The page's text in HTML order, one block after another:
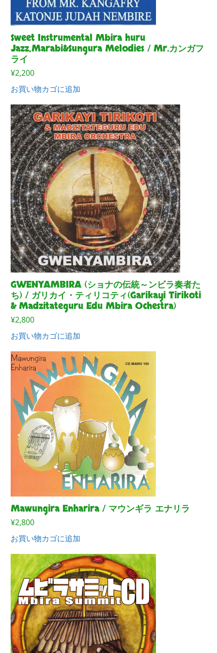
Sweet Instrumental Mbira huru
Jazz,Marabi&Sungura Melodies / Mr.カンガフ
ライ
¥2,200
お買い物カゴに追加
GWENYAMBIRA (ショナの伝統～ンビラ奏者た
ち) / ガリカイ・ティリコティ(Garikayi Tirikoti
& Madzitateguru Edu Mbira Ochestra)
¥2,800
お買い物カゴに追加
Mawungira Enharira / マウンギラ エナリラ
¥2,800
お買い物カゴに追加